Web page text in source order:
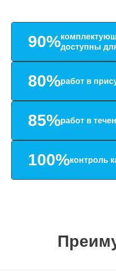
90%доступны
80%работ в
85%работ в
100%контроль